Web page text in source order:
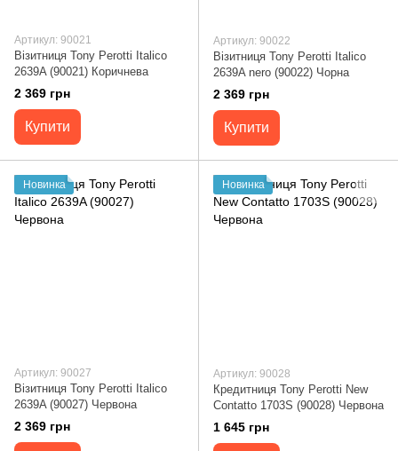
Артикул: 90021
Візитниця Tony Perotti Italico
2639A (90021) Коричнева
2 369 грн
Купити
Артикул: 90022
Візитниця Tony Perotti Italico
2639A nero (90022) Чорна
2 369 грн
Купити
Новинка
Артикул: 90027
Візитниця Tony Perotti Italico
2639A (90027) Червона
2 369 грн
Новинка
Артикул: 90028
Кредитниця Tony Perotti New
Contatto 1703S (90028) Червона
1 645 грн